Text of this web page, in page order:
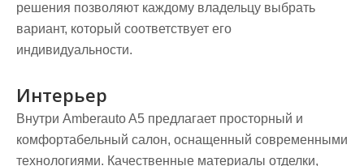
решения позволяют каждому владельцу выбрать
вариант, который соответствует его
индивидуальности.
Интерьер
Внутри Amberauto A5 предлагает просторный и
комфортабельный салон, оснащенный современными
технологиями. Качественные материалы отделки,